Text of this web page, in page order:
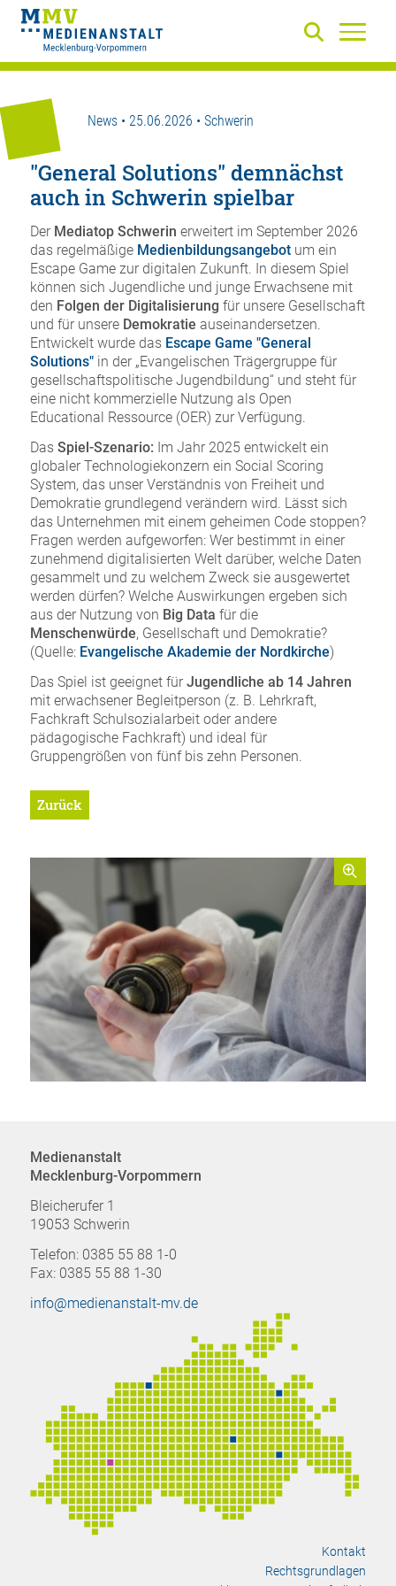
News • 25.06.2026 • Schwerin
"General Solutions" demnächst
auch in Schwerin spielbar
Der Mediatop Schwerin erweitert im September 2026
das regelmäßige Medienbildungsangebotum ein
Escape Game zur digitalen Zukunft. In diesem Spiel
können sich Jugendliche und junge Erwachsene mit
den Folgen der Digitalisierung für unsere Gesellschaft
und für unsere Demokratie auseinandersetzen.
Entwickelt wurde das Escape Game "General
Solutions" in der „Evangelischen Trägergruppe für
gesellschaftspolitische Jugendbildung“ und steht für
eine nicht kommerzielle Nutzung als Open
Educational Ressource (OER) zur Verfügung.
Das Spiel-Szenario: Im Jahr 2025 entwickelt ein
globaler Technologiekonzern ein Social Scoring
System, das unser Verständnis von Freiheit und
Demokratie grundlegend verändern wird. Lässt sich
das Unternehmen mit einem geheimen Code stoppen?
Fragen werden aufgeworfen: Wer bestimmt in einer
zunehmend digitalisierten Welt darüber, welche Daten
gesammelt und zu welchem Zweck sie ausgewertet
werden dürfen? Welche Auswirkungen ergeben sich
aus der Nutzung von Big Data für die
Menschenwürde, Gesellschaft und Demokratie?
(Quelle: Evangelische Akademie der Nordkirche)
Das Spiel ist geeignet für Jugendliche ab 14 Jahren
mit erwachsener Begleitperson (z. B. Lehrkraft,
Fachkraft Schulsozialarbeit oder andere
pädagogische Fachkraft) und ideal für
Gruppengrößen von fünf bis zehn Personen.
Zurück
Medienanstalt
Mecklenburg-Vorpommern
Bleicherufer 1
19053 Schwerin
Telefon: 0385 55 88 1-0
Fax: 0385 55 88 1-30
info@medienanstalt-mv.de
Kontakt
Rechtsgrundlagen